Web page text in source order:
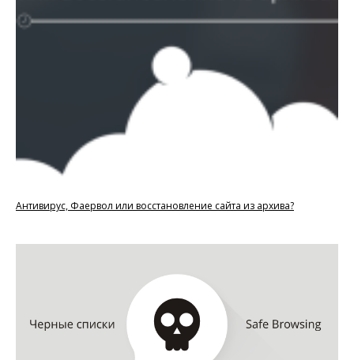
Антивирус, Фаервол или восстановление сайта из архива?